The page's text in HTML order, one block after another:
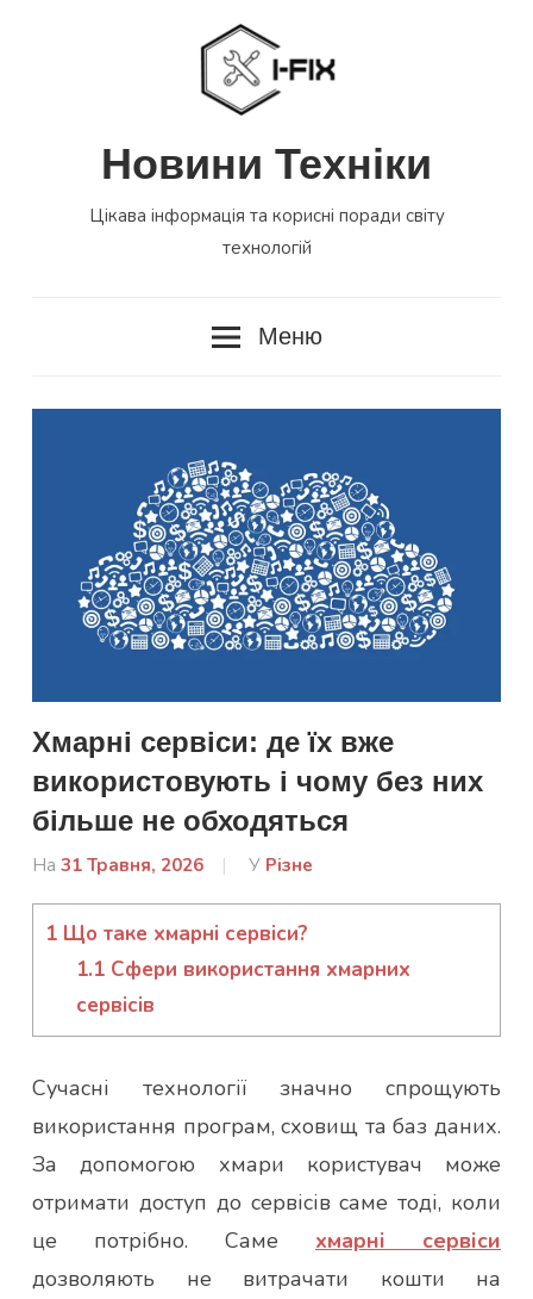
Новини Техніки
Цікава інформація та корисні поради світу
технологій
Меню
Хмарні сервіси: де їх вже
використовують і чому без них
більше не обходяться
На 31 Травня, 2026
Від
У Різне
1 Що таке хмарні сервіси?
1.1Сфери використання хмарних
сервісів
Сучасні технології значно спрощують
використання програм, сховищ та баз даних.
За допомогою хмари користувач може
отримати доступ до сервісів саме тоді, коли
це потрібно. Саме хмарні сервіси
дозволяють не витрачати кошти на